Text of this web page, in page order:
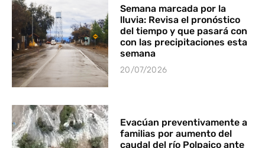
Semana marcada por la
lluvia: Revisa el pronóstico
del tiempo y que pasará con
con las precipitaciones esta
semana
20/07/2026
Evacúan preventivamente a
familias por aumento del
caudal del río Polpaico ante